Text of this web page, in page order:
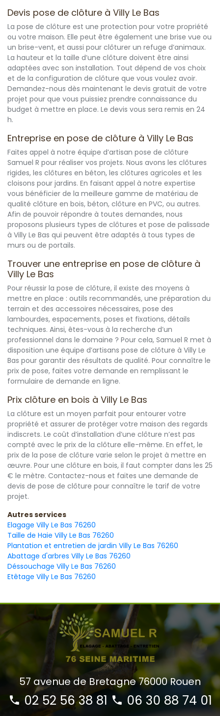
Devis pose de clôture à Villy Le Bas
La pose de clôture est une protection pour votre propriété
ou votre maison. Elle peut être également une brise vue ou
un brise-vent, et aussi pour clôturer un refuge d’animaux.
La hauteur et la taille d’une clôture doivent être ainsi
adaptées avec son installation. Tout dépend de vos choix
et de la configuration de clôture que vous voulez avoir.
Demandez-nous dès maintenant le devis gratuit de votre
projet pour que vous puissiez prendre connaissance du
budget à mettre en place. Le devis vous sera remis en 24
h.
Entreprise en pose de clôture à Villy Le Bas
Faites appel à notre équipe d’artisan pose de clôture
Samuel R pour réaliser vos projets. Nous avons les clôtures
rigides, les clôtures en béton, les clôtures agricoles et les
cloisons pour jardins. En faisant appel à notre expertise
vous bénéficier de la meilleure gamme de matériau de
qualité clôture en bois, béton, clôture en PVC, ou autres.
Afin de pouvoir répondre à toutes demandes, nous
proposons plusieurs types de clôtures et pose de palissade
à Villy Le Bas qui peuvent être adaptés à tous types de
murs ou de portails.
Trouver une entreprise en pose de clôture à
Villy Le Bas
Pour réussir la pose de clôture, il existe des moyens à
mettre en place : outils recommandés, une préparation du
terrain et des accessoires nécessaires, pose des
lambourdes, espacements, poses et fixations, détails
techniques. Ainsi, êtes-vous à la recherche d’un
professionnel dans le domaine ? Pour cela, Samuel R met à
disposition une équipe d’artisans pose de clôture à Villy Le
Bas pour garantir des résultats de qualité. Pour connaître le
prix de pose, faites votre demande en remplissant le
formulaire de demande en ligne.
Prix clôture en bois à Villy Le Bas
La clôture est un moyen parfait pour entourer votre
propriété et assurer de protéger votre maison des regards
indiscrets. Le coût d’installation d’une clôture n’est pas
compté avec le prix de la clôture elle-même. En effet, le
prix de la pose de clôture varie selon le projet à mettre en
œuvre. Pour une clôture en bois, il faut compter dans les 25
€ le mètre. Contactez-nous et faites une demande de
devis de pose de clôture pour connaître le tarif de votre
projet.
Autres services
Elagage Villy Le Bas 76260
Taille de Haie Villy Le Bas 76260
Plantation et entretien de jardin Villy Le Bas 76260
Abattage d'arbres Villy Le Bas 76260
Déssouchage Villy Le Bas 76260
Etêtage Villy Le Bas 76260
57 avenue de Bretagne 76000 Rouen
02 52 56 38 81 06 30 88 74 01